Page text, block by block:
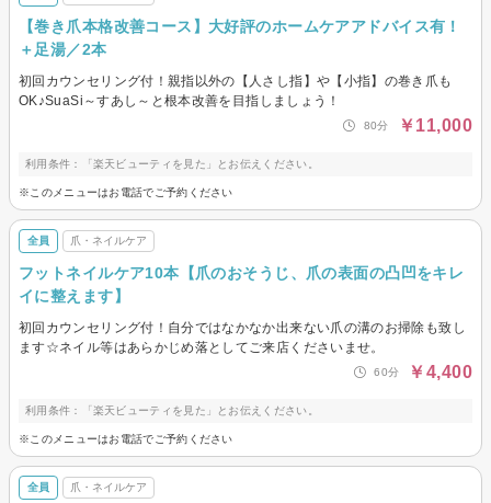
【巻き爪本格改善コース】大好評のホームケアアドバイス有！
＋足湯／2本
初回カウンセリング付！親指以外の【人さし指】や【小指】の巻き爪も
OK♪SuaSi～すあし～と根本改善を目指しましょう！
80分 ￥11,000
利用条件：「楽天ビューティを見た」とお伝えください。
※このメニューはお電話でご予約ください
全員 爪・ネイルケア
フットネイルケア10本【爪のおそうじ、爪の表面の凸凹をキレ
イに整えます】
初回カウンセリング付！自分ではなかなか出来ない爪の溝のお掃除も致し
ます☆ネイル等はあらかじめ落としてご来店くださいませ。
60分 ￥4,400
利用条件：「楽天ビューティを見た」とお伝えください。
※このメニューはお電話でご予約ください
全員 爪・ネイルケア